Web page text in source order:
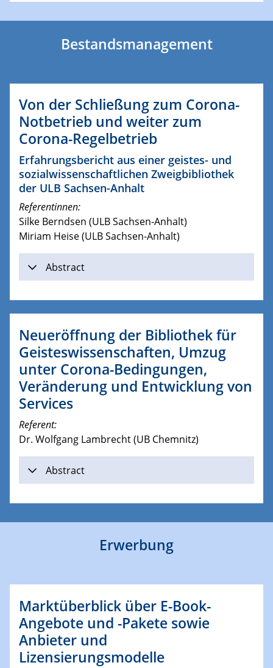
Bestandsmanagement
Von der Schließung zum Corona-
Notbetrieb und weiter zum
Corona-Regelbetrieb
Erfahrungsbericht aus einer geistes- und
sozialwissenschaftlichen Zweigbibliothek
der ULB Sachsen-Anhalt
Referentinnen:
Silke Berndsen (ULB Sachsen-Anhalt)
Miriam Heise (ULB Sachsen-Anhalt)
Abstract
Neueröffnung der Bibliothek für
Geisteswissenschaften, Umzug
unter Corona-Bedingungen,
Veränderung und Entwicklung von
Services
Referent:
Dr. Wolfgang Lambrecht (UB Chemnitz)
Abstract
Erwerbung
Marktüberblick über E-Book-
Angebote und -Pakete sowie
Anbieter und
Lizensierungsmodelle